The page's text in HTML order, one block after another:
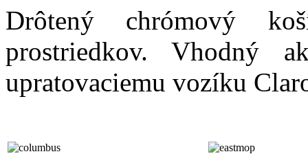
Drôtený chrómový
prostriedkov. Vhodný
upratovaciemu vozíku